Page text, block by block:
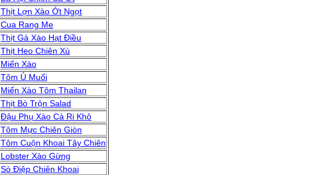
Thịt Lợn Xào Ớt Ngọt
Cua Rang Me
Thịt Gà Xào Hạt Điều
Thịt Heo Chiên Xù
Miến Xào
Tôm Ủ Muối
Miến Xào Tôm Thailan
Thịt Bò Trộn Salad
Đậu Phụ Xào Cà Ri Khô
Tôm Mực Chiên Giòn
Tôm Cuộn Khoai Tây Chiên
Lobster Xào Gừng
Sò Điệp Chiên Khoai